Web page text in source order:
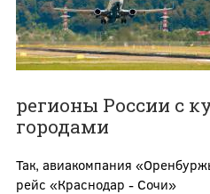
регионы России с
городами
Так, авиакомпания
рейс «Краснодар - Сочи»